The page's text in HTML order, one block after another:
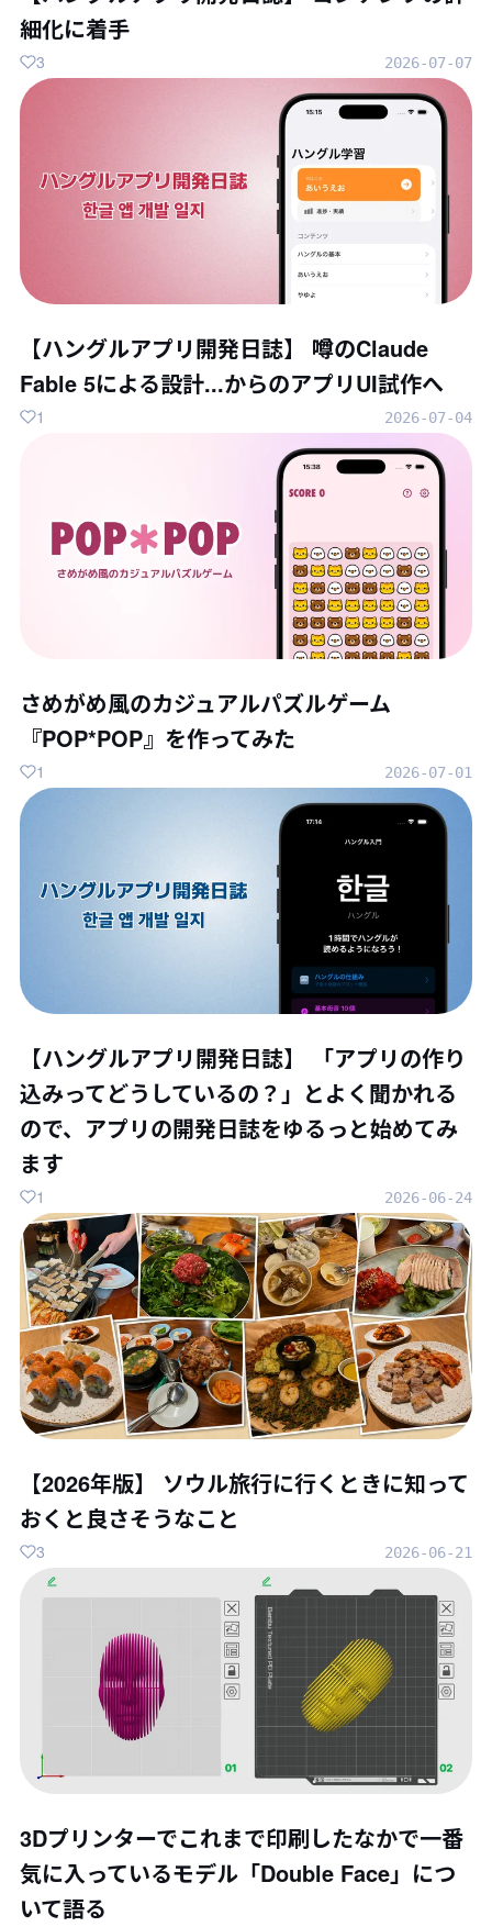
細化に着手
2026-07-07
3
【ハングルアプリ開発日誌】 噂のClaude
Fable 5による設計...からのアプリUI試作へ
2026-07-04
1
さめがめ風のカジュアルパズルゲーム
『POP*POP』を作ってみた
2026-07-01
1
【ハングルアプリ開発日誌】 「アプリの作り
込みってどうしているの？」とよく聞かれる
ので、アプリの開発日誌をゆるっと始めてみ
ます
2026-06-24
1
【2026年版】 ソウル旅行に行くときに知って
おくと良さそうなこと
2026-06-21
3
3Dプリンターでこれまで印刷したなかで一番
気に入っているモデル「Double Face」につ
いて語る